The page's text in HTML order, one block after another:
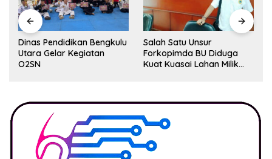
Dinas Pendidikan Bengkulu
Utara Gelar Kegiatan
O2SN
Salah Satu Unsur
Forkopimda BU Diduga
Kuat Kuasai Lahan Milik